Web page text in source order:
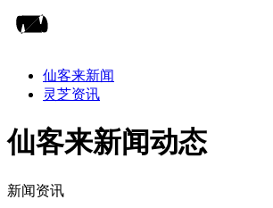
仙客来新闻
灵芝资讯
仙客来新闻动态
新闻资讯